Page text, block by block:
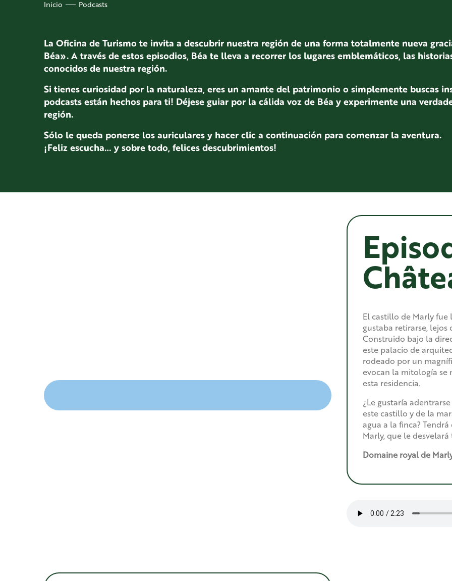
Inicio Podcasts
La Oficina de Turismo te invita a descubrir nuestra región de una forma totalmente nueva
Béa». A través de estos episodios, Béa te lleva a recorrer los lugares emblemáticos, las
conocidos de nuestra región.
Si tienes curiosidad por la naturaleza, eres un amante del patrimonio o simplemente buscas
podcasts están hechos para ti! Déjese guiar por la cálida voz de Béa y experimente una
región.
Sólo le queda ponerse los auriculares y hacer clic a continuación para comenzar la aventura.
¡Feliz escucha… y sobre todo, felices descubrimientos!
El castillo de Marly fue
gustaba retirarse,
Construido bajo la
este palacio de
rodeado por un
evocan la mitología se
esta residencia.
¿Le gustaría
este castillo y de la
agua a la finca?
Marly, que le
Domaine royal de